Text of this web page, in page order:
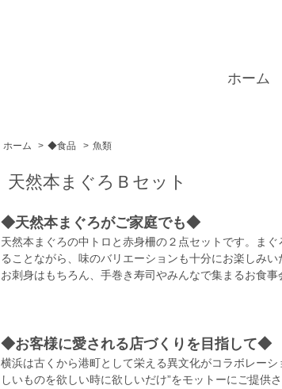
ホーム
ホーム > ◆食品 > 魚類
天然本まぐろＢセット
◆天然本まぐろがご家庭でも◆
天然本まぐろの中トロと赤身柵の２点セットです。ま
ることながら、味のバリエーションも十分にお楽しみい
お刺身はもちろん、手巻き寿司やみんなで集まるお食事
◆お客様に愛される店づくりを目指して◆
横浜は古くから港町として栄える異文化がコラボレー
しいものを欲しい時に欲しいだけ”をモットーにご提供